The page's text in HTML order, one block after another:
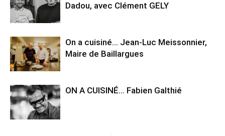
Dadou, avec Clément GELY
On a cuisiné… Jean-Luc Meissonnier,
Maire de Baillargues
ON A CUISINÉ… Fabien Galthié